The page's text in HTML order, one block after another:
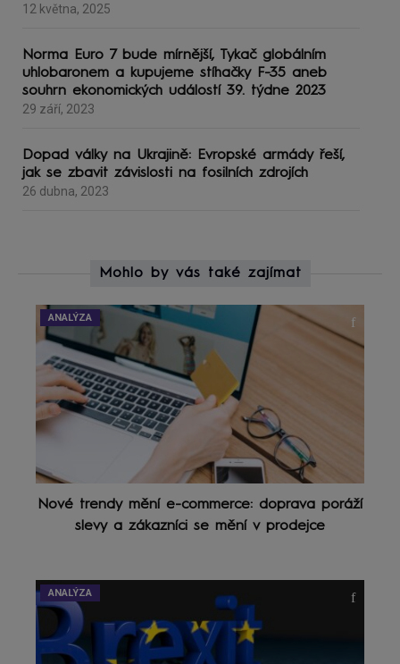
12 května, 2025
Norma Euro 7 bude mírnější, Tykač globálním
uhlobaronem a kupujeme stíhačky F-35 aneb
souhrn ekonomických událostí 39. týdne 2023
29 září, 2023
Dopad války na Ukrajině: Evropské armády řeší,
jak se zbavit závislosti na fosilních zdrojích
26 dubna, 2023
Mohlo by vás také zajímat
ANALÝZA
Nové trendy mění e-commerce: doprava poráží
slevy a zákazníci se mění v prodejce
ANALÝZA